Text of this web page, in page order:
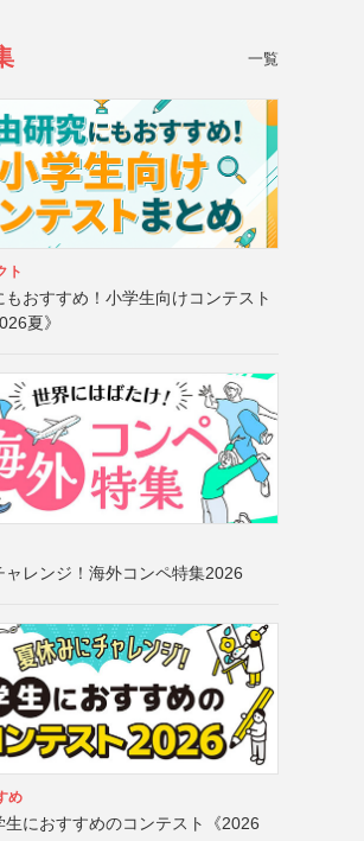
一覧
ト
もおすすめ！小学生向けコンテスト
夏》
ャレンジ！海外コンペ特集2026
め
生におすすめのコンテスト《2026